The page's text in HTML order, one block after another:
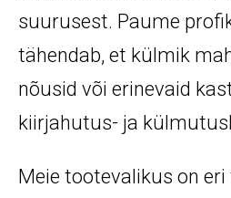
suurusest. Paume
tähendab, et külmik
nõusid või erinevaid
kiirjahutus- ja
Meie tootevalikus on